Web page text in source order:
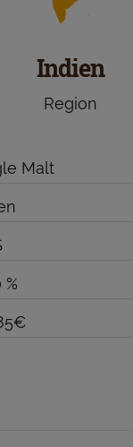
Indien
Region
Malt
%